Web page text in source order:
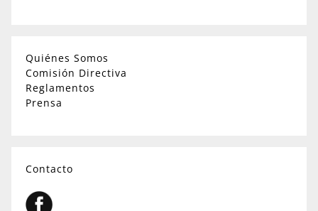
Quiénes Somos
Comisión Directiva
Reglamentos
Prensa
Contacto